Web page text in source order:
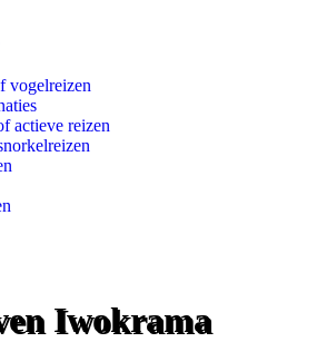
vogelreizen
actieve reizen
Iwokrama